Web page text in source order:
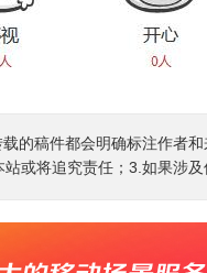
的稿件都会明确标注作者
或将追究责任；3.如果涉